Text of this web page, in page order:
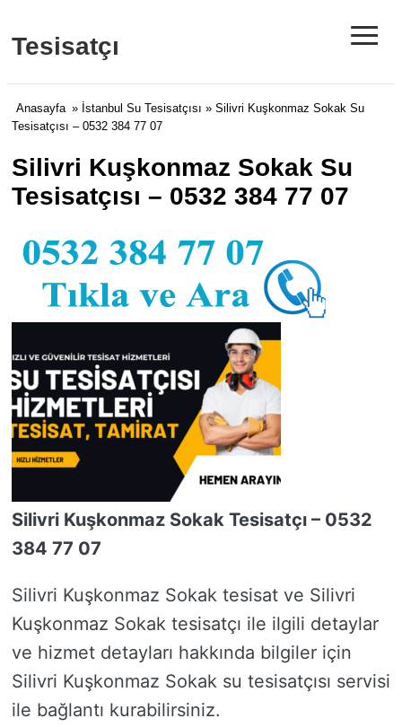
Tesisatçı ≡
Anasayfa » İstanbul Su Tesisatçısı » Silivri Kuşkonmaz Sokak Su
Tesisatçısı – 0532 384 77 07
Silivri Kuşkonmaz Sokak Su
Tesisatçısı – 0532 384 77 07
Silivri Kuşkonmaz Sokak Tesisatçı – 0532
384 77 07
Silivri Kuşkonmaz Sokak tesisat ve Silivri
Kuşkonmaz Sokak tesisatçı ile ilgili detaylar
ve hizmet detayları hakkında bilgiler için
Silivri Kuşkonmaz Sokak su tesisatçısı servisi
ile bağlantı kurabilirsiniz.